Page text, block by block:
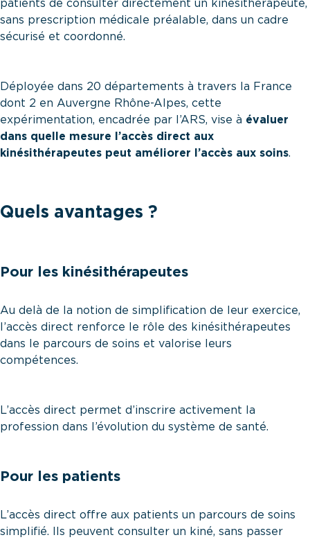
patients de consulter directement un kinésithérapeute,
sans prescription médicale préalable, dans un cadre
sécurisé et coordonné.
Déployée dans 20 départements à travers la France
dont 2 en Auvergne Rhône-Alpes, cette
expérimentation, encadrée par l’ARS, vise à évaluer
dans quelle mesure l’accès direct aux
kinésithérapeutes peut améliorer l’accès aux soins.
Quels avantages ?
Pour les kinésithérapeutes
Au delà de la notion de simplification de leur exercice,
l’accès direct renforce le rôle des kinésithérapeutes
dans le parcours de soins et valorise leurs
compétences.
L’accès direct permet d’inscrire activement la
profession dans l’évolution du système de santé.
Pour les patients
L’accès direct offre aux patients un parcours de soins
simplifié. Ils peuvent consulter un kiné, sans passer